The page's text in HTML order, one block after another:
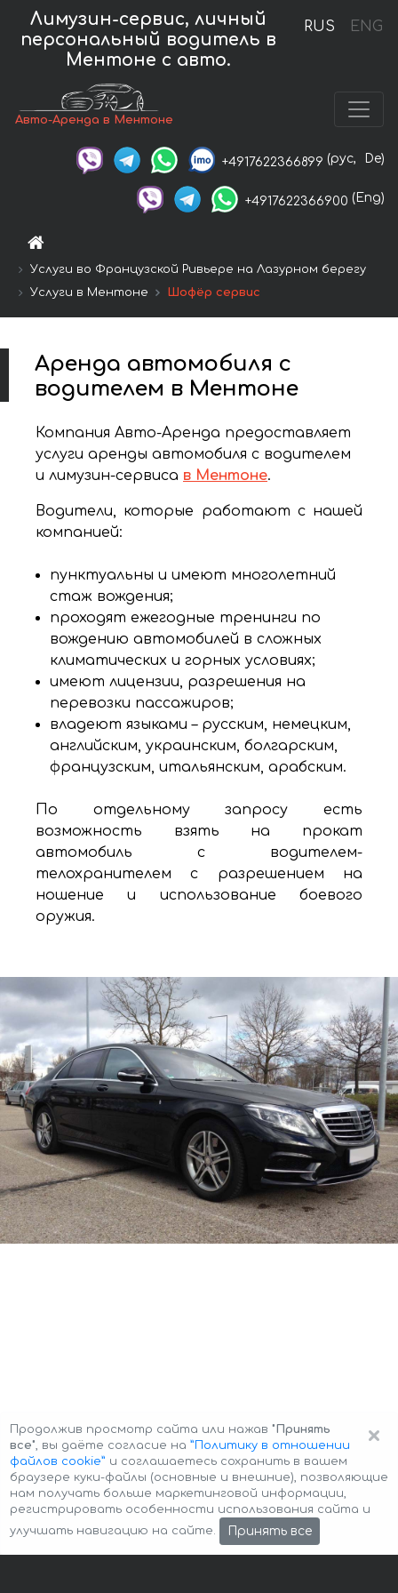
RUS ENG
Лимузин-сервис, личный
персональный водитель в
Ментоне с авто.
Авто-Аренда в Ментоне
+4917622366899 (рус, De)
+4917622366900 (Eng)
Услуги во Французской Ривьере на Лазурном берегу
Услуги в Ментоне
Шофёр сервис
Аренда автомобиля с
водителем в Ментоне
Компания Авто-Аренда предоставляет
услуги аренды автомобиля с водителем
и лимузин-сервиса в Ментоне.
Водители, которые работают с нашей
компанией:
пунктуальны и имеют многолетний
стаж вождения;
проходят ежегодные тренинги по
вождению автомобилей в сложных
климатических и горных условиях;
имеют лицензии, разрешения на
перевозки пассажиров;
владеют языками – русским, немецким,
английским, украинским, болгарским,
французским, итальянским, арабским.
По отдельному запросу есть
возможность взять на прокат
автомобиль с водителем-
телохранителем с разрешением на
ношение и использование боевого
оружия.
Авторские права © 2026 Авто-Аренда Cookie Policy
×
Продолжив просмотр сайта или нажав "Принять
все", вы даёте согласие на ”Политику в отношении
файлов cookie” и соглашаетесь сохранить в вашем
браузере куки-файлы (основные и внешние), позволяющие
нам получать больше маркетинговой информации,
регистрировать особенности использования сайта и
улучшать навигацию на сайте.
Принять все